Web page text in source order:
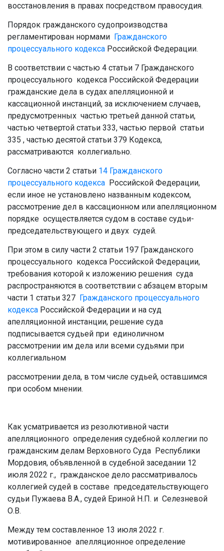
восстановления в правах посредством правосудия.
Порядок гражданского судопроизводства
регламентирован нормами Гражданского
процессуального кодекса Российской Федерации.
В соответствии с частью 4 статьи 7 Гражданского
процессуального кодекса Российской Федерации
гражданские дела в судах апелляционной и
кассационной инстанций, за исключением случаев,
предусмотренных частью третьей данной статьи,
частью четвертой статьи 333, частью первой статьи
335 , частью десятой статьи 379 Кодекса,
рассматриваются коллегиально.
Согласно части 2 статьи 14 Гражданского
процессуального кодекса Российской Федерации,
если иное не установлено названным кодексом,
рассмотрение дел в кассационном или апелляционном
порядке осуществляется судом в составе судьи-
председательствующего и двух судей.
При этом в силу части 2 статьи 197 Гражданского
процессуального кодекса Российской Федерации,
требования которой к изложению решения суда
распространяются в соответствии с абзацем вторым
части 1 статьи 327 Гражданского процессуального
кодекса Российской Федерации и на суд
апелляционной инстанции, решение суда
подписывается судьей при единоличном
рассмотрении им дела или всеми судьями при
коллегиальном
рассмотрении дела, в том числе судьей, оставшимся
при особом мнении.
Как усматривается из резолютивной части
апелляционного определения судебной коллегии по
гражданским делам Верховного Суда Республики
Мордовия, объявленной в судебной заседании 12
июля 2022 г., гражданское дело рассматривалось
коллегией судей в составе председательствующего
судьи Пужаева В.А., судей Ериной Н.П. и Селезневой
О.В.
Между тем составленное 13 июля 2022 г.
мотивированное апелляционное определение